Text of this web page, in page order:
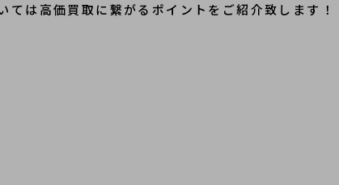
ては高価買取に繋がるポイントをご紹介致します！